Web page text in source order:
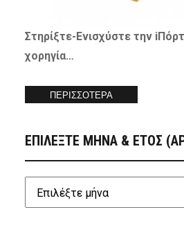
Στηρίξτε-Ενισχύστετην
χορηγία…
ΠΕΡΙΣΣΟΤΕΡΑ
ΕΠΙΛΕΞΤΕ ΜΗΝΑ & ΕΤΟΣ